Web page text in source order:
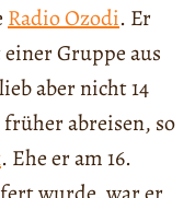
Radio Ozodi. Er
Gruppe aus
aber nicht 14
abreisen, so
. Ehe er am 16.